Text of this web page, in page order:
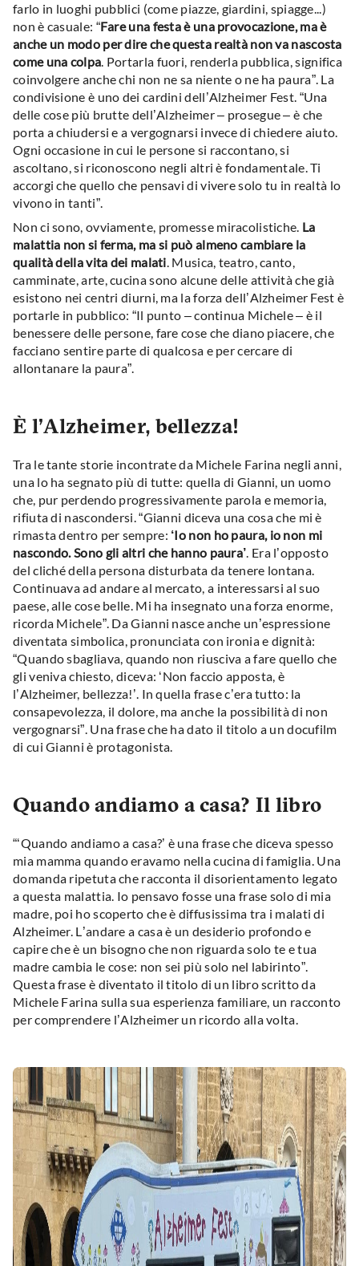
farlo in luoghi pubblici (come piazze, giardini, spiagge...)
non è casuale: “Fare una festa è una provocazione, ma è
anche un modo per dire che questa realtà non va nascosta
come una colpa. Portarla fuori, renderla pubblica, significa
coinvolgere anche chi non ne sa niente o ne ha paura”. La
condivisione è uno dei cardini dell’Alzheimer Fest. “Una
delle cose più brutte dell’Alzheimer – prosegue – è che
porta a chiudersi e a vergognarsi invece di chiedere aiuto.
Ogni occasione in cui le persone si raccontano, si
ascoltano, si riconoscono negli altri è fondamentale. Ti
accorgi che quello che pensavi di vivere solo tu in realtà lo
vivono in tanti”.
Non ci sono, ovviamente, promesse miracolistiche. La
malattia non si ferma, ma si può almeno cambiare la
qualità della vita dei malati. Musica, teatro, canto,
camminate, arte, cucina sono alcune delle attività che già
esistono nei centri diurni, ma la forza dell’Alzheimer Fest è
portarle in pubblico: “Il punto – continua Michele – è il
benessere delle persone, fare cose che diano piacere, che
facciano sentire parte di qualcosa e per cercare di
allontanare la paura”.
È l’Alzheimer, bellezza!
Tra le tante storie incontrate da Michele Farina negli anni,
una lo ha segnato più di tutte: quella di Gianni, un uomo
che, pur perdendo progressivamente parola e memoria,
rifiuta di nascondersi. “Gianni diceva una cosa che mi è
rimasta dentro per sempre: ‘Io non ho paura, io non mi
nascondo. Sono gli altri che hanno paura’. Era l’opposto
del cliché della persona disturbata da tenere lontana.
Continuava ad andare al mercato, a interessarsi al suo
paese, alle cose belle. Mi ha insegnato una forza enorme,
ricorda Michele”. Da Gianni nasce anche un’espressione
diventata simbolica, pronunciata con ironia e dignità:
“Quando sbagliava, quando non riusciva a fare quello che
gli veniva chiesto, diceva: ‘Non faccio apposta, è
l’Alzheimer, bellezza!’. In quella frase c’era tutto: la
consapevolezza, il dolore, ma anche la possibilità di non
vergognarsi”. Una frase che ha dato il titolo a un docufilm
di cui Gianni è protagonista.
Quando andiamo a casa? Il libro
“‘Quando andiamo a casa?’ è una frase che diceva spesso
mia mamma quando eravamo nella cucina di famiglia. Una
domanda ripetuta che racconta il disorientamento legato
a questa malattia. Io pensavo fosse una frase solo di mia
madre, poi ho scoperto che è diffusissima tra i malati di
Alzheimer. L’andare a casa è un desiderio profondo e
capire che è un bisogno che non riguarda solo te e tua
madre cambia le cose: non sei più solo nel labirinto”.
Questa frase è diventato il titolo di un libro scritto da
Michele Farina sulla sua esperienza familiare, un racconto
per comprendere l’Alzheimer un ricordo alla volta.